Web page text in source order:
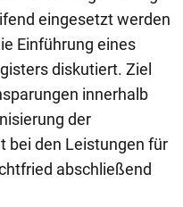
eingesetzt werden
Einführung eines
diskutiert. Ziel
innerhalb
der
bei den Leistungen für
abschließend